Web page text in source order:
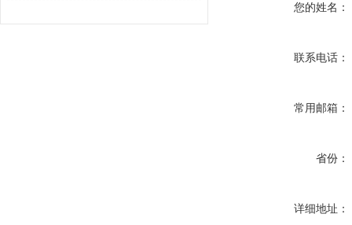
您的姓名：
联系电话：
常用邮箱：
省份：
详细地址：